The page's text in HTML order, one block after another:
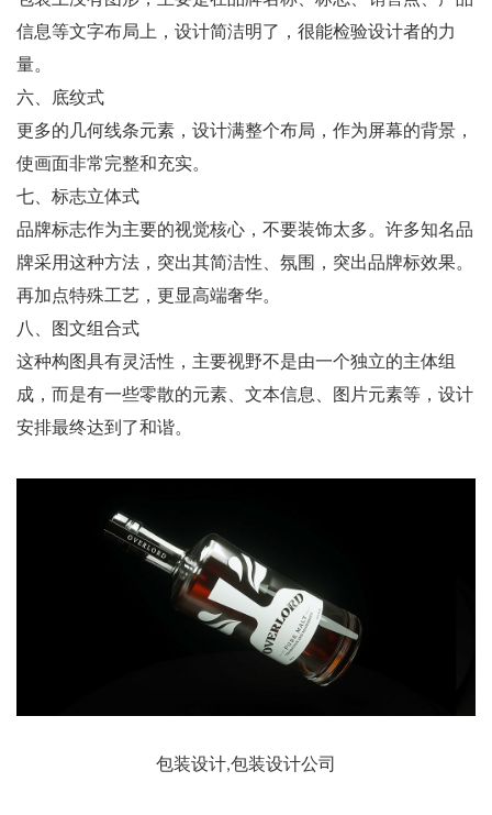
信息等文字布局上，设计简洁明了，很能检验设计者的力
量。
六、底纹式
更多的几何线条元素，设计满整个布局，作为屏幕的背景，
使画面非常完整和充实。
七、标志立体式
品牌标志作为主要的视觉核心，不要装饰太多。许多知名品
牌采用这种方法，突出其简洁性、氛围，突出品牌标效果。
再加点特殊工艺，更显高端奢华。
八、图文组合式
这种构图具有灵活性，主要视野不是由一个独立的主体组
成，而是有一些零散的元素、文本信息、图片元素等，设计
安排最终达到了和谐。
包装设计,包装设计公司